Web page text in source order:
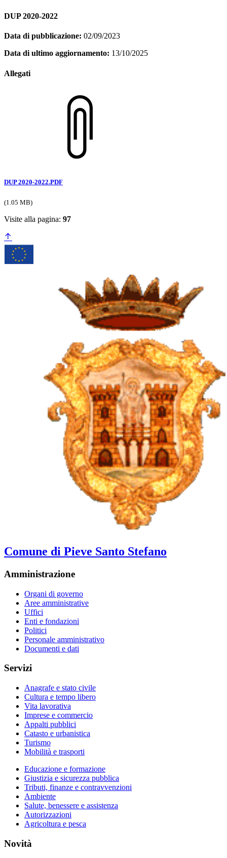
DUP 2020-2022
Data di pubblicazione: 02/09/2023
Data di ultimo aggiornamento: 13/10/2025
Allegati
DUP 2020-2022.PDF
(1.05 MB)
Visite alla pagina: 97
Comune di Pieve Santo Stefano
Amministrazione
Organi di governo
Aree amministrative
Uffici
Enti e fondazioni
Politici
Personale amministrativo
Documenti e dati
Servizi
Anagrafe e stato civile
Cultura e tempo libero
Vita lavorativa
Imprese e commercio
Appalti pubblici
Catasto e urbanistica
Turismo
Mobilità e trasporti
Educazione e formazione
Giustizia e sicurezza pubblica
Tributi, finanze e contravvenzioni
Ambiente
Salute, benessere e assistenza
Autorizzazioni
Agricoltura e pesca
Novità